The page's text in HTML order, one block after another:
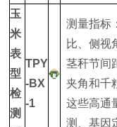
玉
米
表
型
检
测
TPY
-BX
-1
测量指标
比、侧视
茎秆节间
夹角和千
这些高通
测、基因